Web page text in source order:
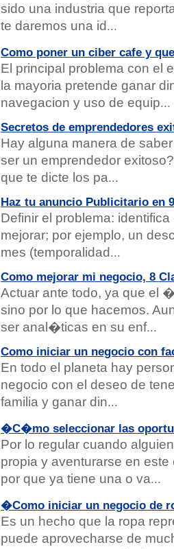
sido una industria que
te daremos una id...
Como poner un ciber cafe y
El principal problema con el
la mayoria pretende ganar
navegacion y uso de equip...
Secretos de emprendedores
Hay alguna manera de
ser un emprendedor
que te dicte los pa...
Haz tu anuncio Publicitario en
Definir el problema:
mejorar; por ejemplo, un
mes (temporalidad...
Como mejorar mi negocio, 8
Actuar ante todo, ya que el
sino por lo que hacemos.
ser anal�ticas en su enf...
Como iniciar un negocio con
En todo el planeta hay
negocio con el deseo de
familia y ganar din...
�C�mo seleccionar las
Por lo regular cuando
propia y aventurarse en
por que ya tiene una o va...
�Como iniciar un negocio de
Es un hecho que la ropa
puede aprovecharse de